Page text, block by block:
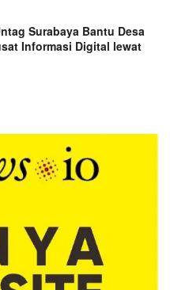
Surabaya Bantu Desa
Informasi Digital lewat